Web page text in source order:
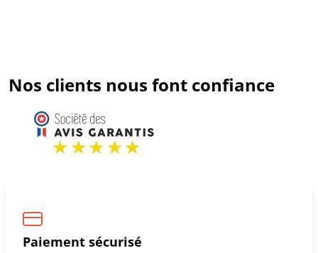
Nos clients nous font confiance
Paiement sécurisé